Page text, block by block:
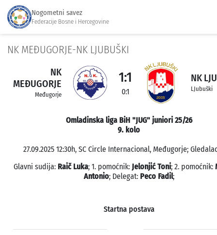
Nogometni savez
Federacije Bosne i Hercegovine
NK MEĐUGORJE-NK LJUBUŠKI
NK
MEĐUGORJE
Međugorje
1:1
0:1
NK
LJubuški
Omladinska liga BiH "JUG" juniori 25/26
9. kolo
27.09.2025 12:30h, SC Circle Internacional, Međugorje;
Glavni sudija: Raič Luka; 1. pomoćnik: Jelonjić Toni; 2. pomoćnik:
Antonio; Delegat: Peco Fadil;
Startna postava